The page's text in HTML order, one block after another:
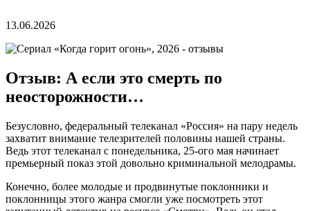
13.06.2026
Отзыв: А если это смерть по
неосторожности…
Безусловно, федеральный телеканал «Россия» на пару недель
захватит внимание телезрителей половины нашей страны.
Ведь этот телеканал с понедельника, 25-ого мая начинает
премьерный показ этой довольно криминальной мелодрамы.
Конечно, более молодые и продвинутые поклонники и
поклонницы этого жанра смогли уже посмотреть этот